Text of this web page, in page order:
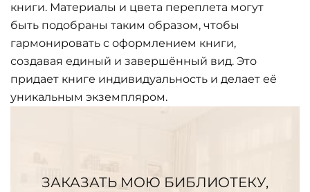
книги. Материалы и цвета переплета могут
быть подобраны таким образом, чтобы
гармонировать с оформлением книги,
создавая единый и завершённый вид. Это
придает книге индивидуальность и делает её
уникальным экземпляром.
ЗАКАЗАТЬ МОЮ БИБЛИОТЕКУ,